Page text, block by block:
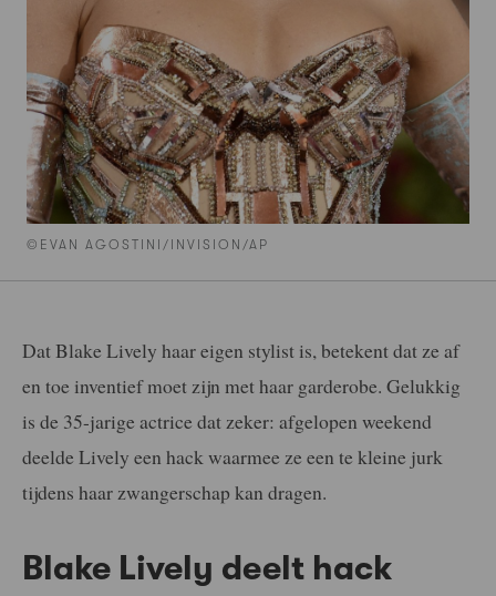
©EVAN AGOSTINI/INVISION/AP
Dat Blake Lively haar eigen stylist is, betekent dat ze af
en toe inventief moet zijn met haar garderobe. Gelukkig
is de 35-jarige actrice dat zeker: afgelopen weekend
deelde Lively een hack waarmee ze een te kleine jurk
tijdens haar zwangerschap kan dragen.
Blake Lively deelt hack